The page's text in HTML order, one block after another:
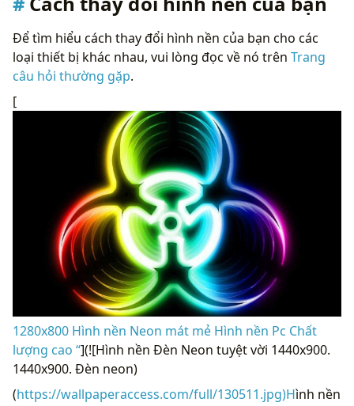
Để tìm hiểu cách thay đổi hình nền của bạn cho các
loại thiết bị khác nhau, vui lòng đọc về nó trên Trang
câu hỏi thường gặp.
[
1280x800 Hình nền Neon mát mẻ Hình nền Pc Chất
lượng cao “](![Hình nền Đèn Neon tuyệt vời 1440x900.
1440x900. Đèn neon)
(https://wallpaperaccess.com/full/130511.jpg)Hình nền